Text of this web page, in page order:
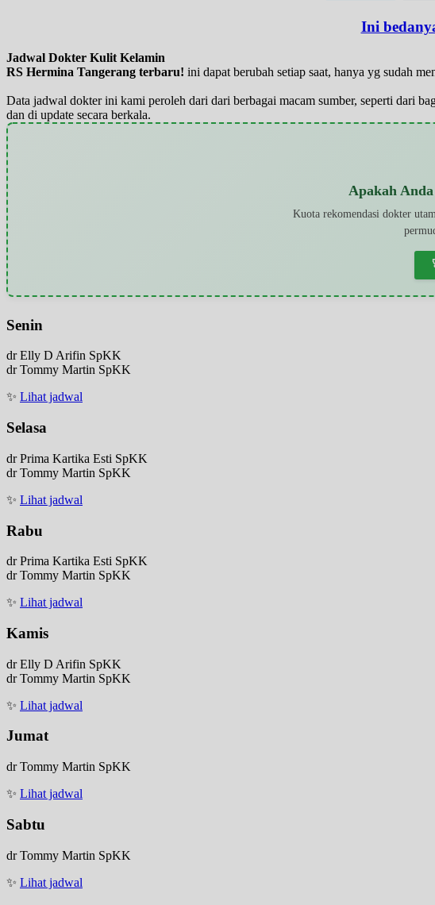
Ini
Jadwal Dokter Kulit Kelamin
RS Hermina Tangerang terbaru! ini dapat berubah setiap saat, hanya yg sudah
Data jadwal dokter ini kami peroleh dari dari berbagai macam sumber, seperti dari
dan di update secara berkala.
Apakah
Kuota rekomendasi dokter
Senin
dr Elly D Arifin SpKK
dr Tommy Martin SpKK
✨ Lihat jadwal
Selasa
dr Prima Kartika Esti SpKK
dr Tommy Martin SpKK
✨ Lihat jadwal
Rabu
dr Prima Kartika Esti SpKK
dr Tommy Martin SpKK
✨ Lihat jadwal
Kamis
dr Elly D Arifin SpKK
dr Tommy Martin SpKK
✨ Lihat jadwal
Jumat
dr Tommy Martin SpKK
✨ Lihat jadwal
Sabtu
dr Tommy Martin SpKK
✨ Lihat jadwal